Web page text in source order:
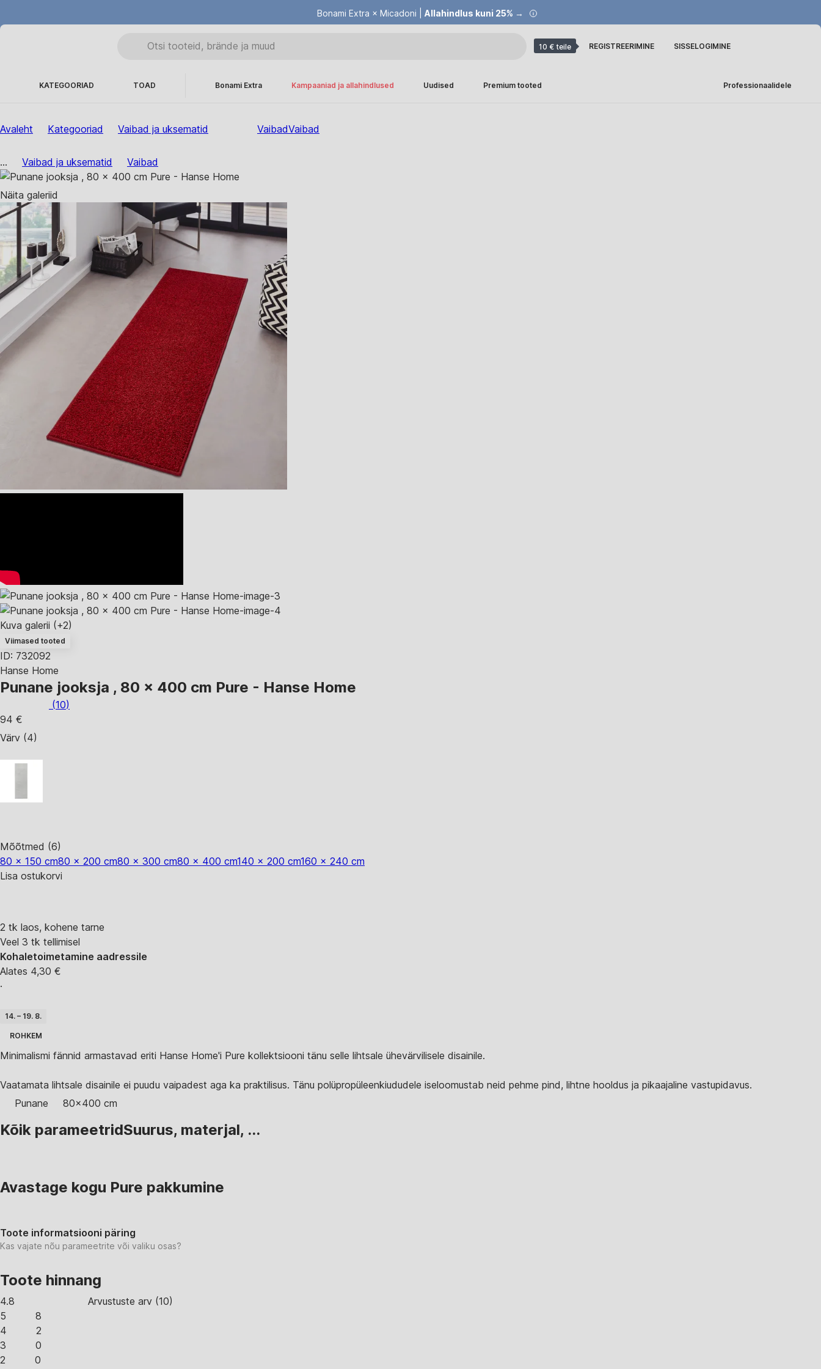
Bonami Extra × Micadoni | Allahindlus kuni 25% →
10 € teile REGISTREERIMINE SISSELOGIMINE
KATEGOORIAD TOAD Bonami Extra Kampaaniad ja allahindlused Uudised Premium tooted Professionaalidele
Avaleht Kategooriad Vaibad ja uksematid VaibadVaibad
... Vaibad ja uksematid Vaibad
Näita galeriid
Kuva galerii (+2)
Viimased tooted
ID: 732092
Hanse Home
Punane jooksja , 80 x 400 cm Pure - Hanse Home
(10)
94 €
Värv (4)
Mõõtmed (6)
80 x 150 cm80 x 200 cm80 x 300 cm80 x 400 cm140 x 200 cm160 x 240 cm
Lisa ostukorvi
2 tk laos, kohene tarne
Veel 3 tk tellimisel
Kohaletoimetamine aadressile
Alates 4,30 €
·
14. – 19. 8.
ROHKEM
Minimalismi fännid armastavad eriti Hanse Home'i Pure kollektsiooni tänu selle lihtsale ühevärvilisele disainile.
Vaatamata lihtsale disainile ei puudu vaipadest aga ka praktilisus. Tänu polüpropüleenkiududele iseloomustab neid pehme pind, lihtne hooldus ja pikaajaline vastupidavus.
Punane
80x400 cm
Kõik parameetridSuurus, materjal, ...
Avastage kogu Pure pakkumine
Toote informatsiooni päring
Kas vajate nõu parameetrite või valiku osas?
Toote hinnang
4.8 Arvustuste arv (10)
5
8
4
2
3
0
2
0